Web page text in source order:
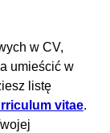
w CV,
umieścić w
listę
vitae.